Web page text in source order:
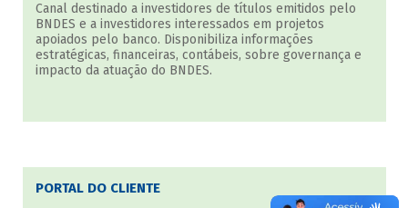
Canal destinado a investidores de títulos emitidos pelo
BNDES e a investidores interessados em projetos
apoiados pelo banco. Disponibiliza informações
estratégicas, financeiras, contábeis, sobre governança e
impacto da atuação do BNDES.
PORTAL DO CLIENTE